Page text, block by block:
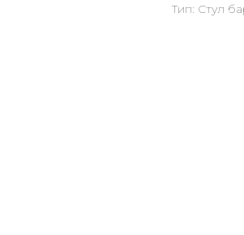
Тип: Стул